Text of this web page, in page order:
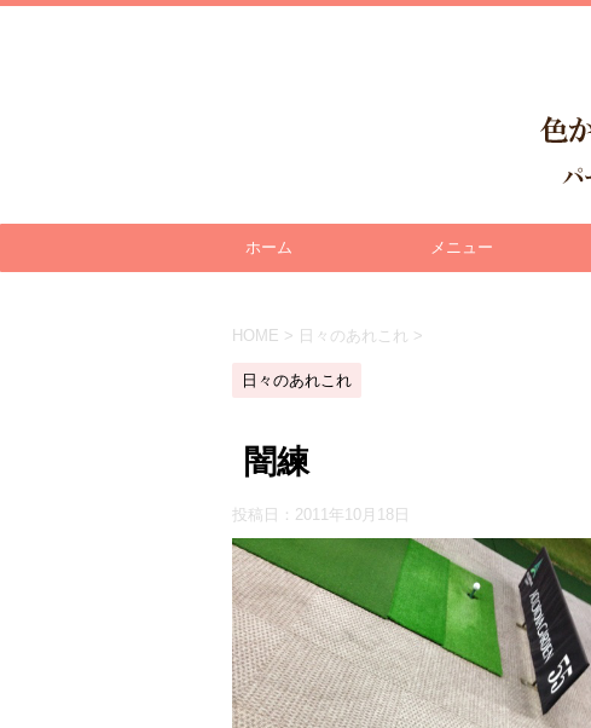
ホーム メニュー
HOME > 日々のあれこれ >
日々のあれこれ
闇練
投稿日： 2011年10月18日